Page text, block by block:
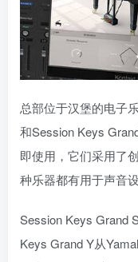
总部位于汉堡的电子
和Session Keys
即使用，它们采用了
种乐器都有用于声音
Session Keys Grand
Keys Grand Y从